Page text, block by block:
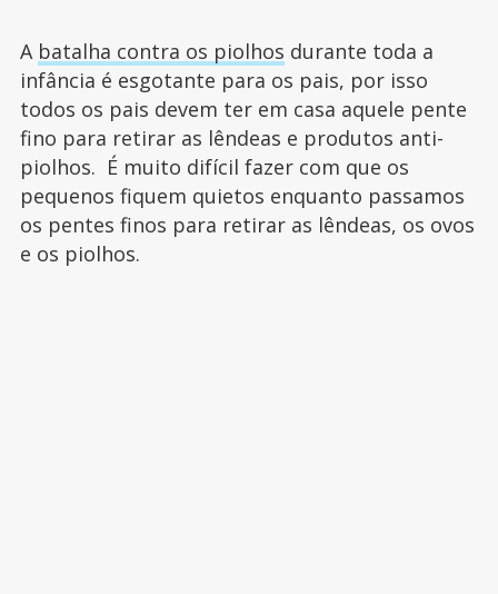
A batalha contra os piolhos durante toda a
infância é esgotante para os pais, por isso
todos os pais devem ter em casa aquele pente
fino para retirar as lêndeas e produtos anti-
piolhos. É muito difícil fazer com que os
pequenos fiquem quietos enquanto passamos
os pentes finos para retirar as lêndeas, os ovos
e os piolhos.